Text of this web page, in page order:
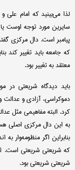
لذا می‌بینید که امام
سایرین مورد توجه اوست
پیامبر است. دال مرکزی
که جامعه باید تغییر کند
معتقد به تغییر بود.
باید دیدگاه شریعتی در
دموکراسی، آزادی و
کرد. البته مفاهیمی مثل
به این دال مرکزی اصلی
بنابراین اگر منظومه‌وار
که شریعتی شریعتی است. او
شریعتی شریعتی بود.